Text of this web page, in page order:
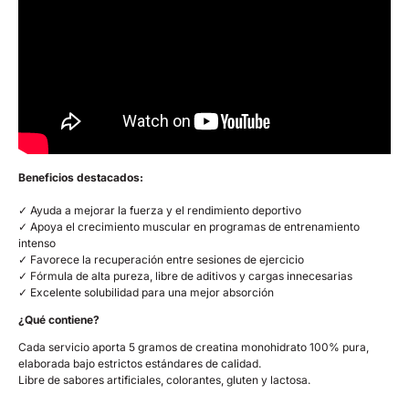
Beneficios destacados:
✓ Ayuda a mejorar la fuerza y el rendimiento deportivo
✓ Apoya el crecimiento muscular en programas de entrenamiento
intenso
✓ Favorece la recuperación entre sesiones de ejercicio
✓ Fórmula de alta pureza, libre de aditivos y cargas innecesarias
✓ Excelente solubilidad para una mejor absorción
¿Qué contiene?
Cada servicio aporta 5 gramos de creatina monohidrato 100% pura,
elaborada bajo estrictos estándares de calidad.
Libre de sabores artificiales, colorantes, gluten y lactosa.